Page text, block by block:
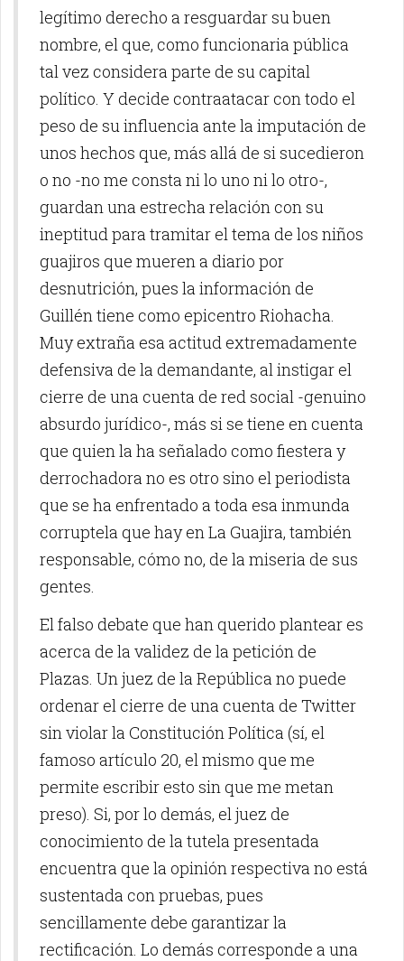
legítimo derecho a resguardar su buen
nombre, el que, como funcionaria pública
tal vez considera parte de su capital
político. Y decide contraatacar con todo el
peso de su influencia ante la imputación de
unos hechos que, más allá de si sucedieron
o no -no me consta ni lo uno ni lo otro-,
guardan una estrecha relación con su
ineptitud para tramitar el tema de los niños
guajiros que mueren a diario por
desnutrición, pues la información de
Guillén tiene como epicentro Riohacha.
Muy extraña esa actitud extremadamente
defensiva de la demandante, al instigar el
cierre de una cuenta de red social -genuino
absurdo jurídico-, más si se tiene en cuenta
que quien la ha señalado como fiestera y
derrochadora no es otro sino el periodista
que se ha enfrentado a toda esa inmunda
corruptela que hay en La Guajira, también
responsable, cómo no, de la miseria de sus
gentes.
El falso debate que han querido plantear es
acerca de la validez de la petición de
Plazas. Un juez de la República no puede
ordenar el cierre de una cuenta de Twitter
sin violar la Constitución Política (sí, el
famoso artículo 20, el mismo que me
permite escribir esto sin que me metan
preso). Si, por lo demás, el juez de
conocimiento de la tutela presentada
encuentra que la opinión respectiva no está
sustentada con pruebas, pues
sencillamente debe garantizar la
rectificación. Lo demás corresponde a una